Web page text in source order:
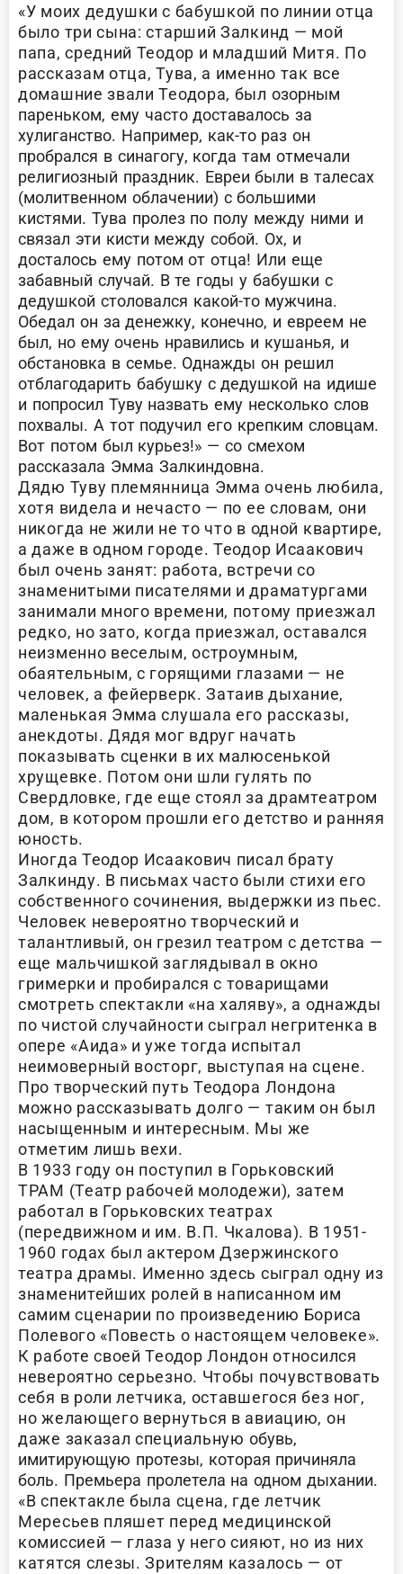
«У моих дедушки с бабушкой по линии отца
было три сына: старший Залкинд — мой
папа, средний Теодор и младший Митя. По
рассказам отца, Тува, а именно так все
домашние звали Теодора, был озорным
пареньком, ему часто доставалось за
хулиганство. Например, как-то раз он
пробрался в синагогу, когда там отмечали
религиозный праздник. Евреи были в талесах
(молитвенном облачении) с большими
кистями. Тува пролез по полу между ними и
связал эти кисти между собой. Ох, и
досталось ему потом от отца! Или еще
забавный случай. В те годы у бабушки с
дедушкой столовался какой-то мужчина.
Обедал он за денежку, конечно, и евреем не
был, но ему очень нравились и кушанья, и
обстановка в семье. Однажды он решил
отблагодарить бабушку с дедушкой на идише
и попросил Туву назвать ему несколько слов
похвалы. А тот подучил его крепким словцам.
Вот потом был курьез!» — со смехом
рассказала Эмма Залкиндовна.
Дядю Туву племянница Эмма очень любила,
хотя видела и нечасто — по ее словам, они
никогда не жили не то что в одной квартире,
а даже в одном городе. Теодор Исаакович
был очень занят: работа, встречи со
знаменитыми писателями и драматургами
занимали много времени, потому приезжал
редко, но зато, когда приезжал, оставался
неизменно веселым, остроумным,
обаятельным, с горящими глазами — не
человек, а фейерверк. Затаив дыхание,
маленькая Эмма слушала его рассказы,
анекдоты. Дядя мог вдруг начать
показывать сценки в их малюсенькой
хрущевке. Потом они шли гулять по
Свердловке, где еще стоял за драмтеатром
дом, в котором прошли его детство и ранняя
юность.
Иногда Теодор Исаакович писал брату
Залкинду. В письмах часто были стихи его
собственного сочинения, выдержки из пьес.
Человек невероятно творческий и
талантливый, он грезил театром с детства —
еще мальчишкой заглядывал в окно
гримерки и пробирался с товарищами
смотреть спектакли «на халяву», а однажды
по чистой случайности сыграл негритенка в
опере «Аида» и уже тогда испытал
неимоверный восторг, выступая на сцене.
Про творческий путь Теодора Лондона
можно рассказывать долго — таким он был
насыщенным и интересным. Мы же
отметим лишь вехи.
В 1933 году он поступил в Горьковский
ТРАМ (Театр рабочей молодежи), затем
работал в Горьковских театрах
(передвижном и им. В.П. Чкалова). В 1951-
1960 годах был актером Дзержинского
театра драмы. Именно здесь сыграл одну из
знаменитейших ролей в написанном им
самим сценарии по произведению Бориса
Полевого «Повесть о настоящем человеке».
К работе своей Теодор Лондон относился
невероятно серьезно. Чтобы почувствовать
себя в роли летчика, оставшегося без ног,
но желающего вернуться в авиацию, он
даже заказал специальную обувь,
имитирующую протезы, которая причиняла
боль. Премьера пролетела на одном дыхании.
«В спектакле была сцена, где летчик
Мересьев пляшет перед медицинской
комиссией — глаза у него сияют, но из них
катятся слезы. Зрителям казалось — от